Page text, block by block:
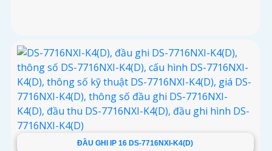
ĐẦU GHI IP 16 DS-7716NXI-K4(D)